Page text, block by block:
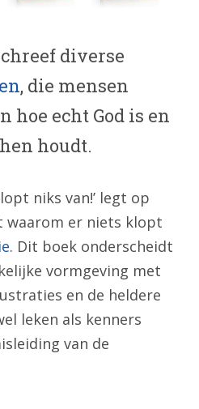
diverse
, die mensen
hoe echt God is en
houdt.
niks van!’ legt op
waarom er niets klopt
. Dit boek onderscheidt
vormgeving met
en de heldere
leken als kenners
van de